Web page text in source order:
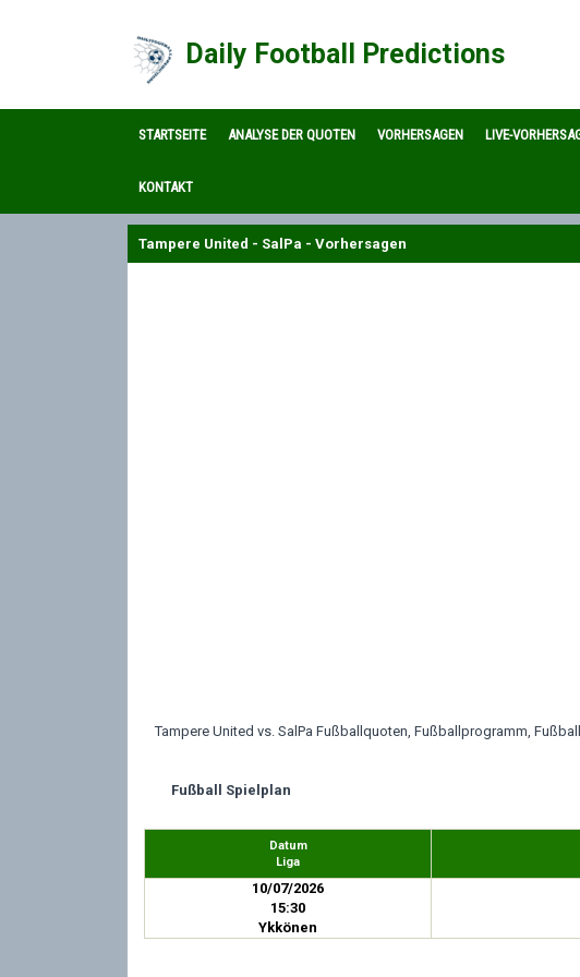
Daily Football Predictions
STARTSEITE ANALYSE DER QUOTEN VORHERSAGEN LIVE-
KONTAKT
Tampere United - SalPa - Vorhersagen
Tampere United vs. SalPa Fußballquoten, Fußballprogramm,
Fußball Spielplan
Datum
Liga
10/07/2026
15:30
Ykkönen